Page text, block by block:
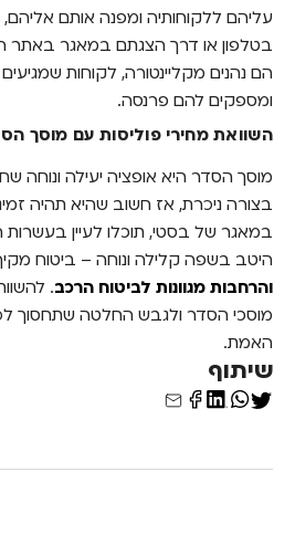
עליהם ללקוחותיה ומפנה אותם
בטלפון או דרך הצגתם במאגר באתר
הם נהנים מקליינטורה, לקוחות
ומספקים להם פרנסה.
השוואת מחירי פוליסות עם מוסך
מוסך הסדר היא אופציה יעילה ונוחה
בצורה ניכרת, אז חשוב שהיא תהיה
במאגר של בסטי, תוכלו לעיין בעשרות
היטב בשפה קלילה ונוחה – ביטוח
והרחבות מגוונות לביטוח הרכב.
מוסכי הסדר ולגבש החלטה שתחסוך
האמת.
שיתוף